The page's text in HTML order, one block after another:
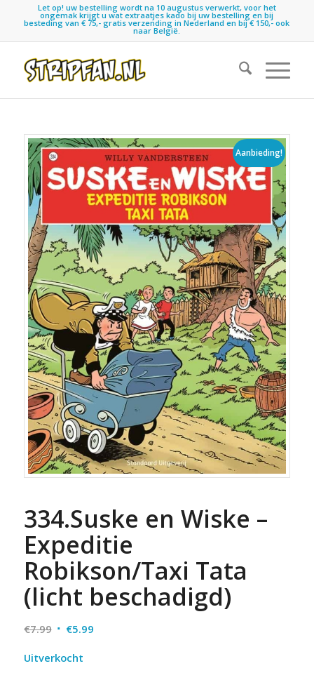
Let op! uw bestelling wordt na 10 augustus verwerkt, voor het
ongemak krijgt u wat extraatjes kado bij uw bestelling en bij
besteding van € 75,- gratis verzending in Nederland en bij € 150,- ook
naar België.
Aanbieding!
334.Suske en Wiske –
Expeditie
Robikson/Taxi Tata
(licht beschadigd)
€7.99 Oorspronkelijke
was:
€5.99Huidige
Uitverkocht